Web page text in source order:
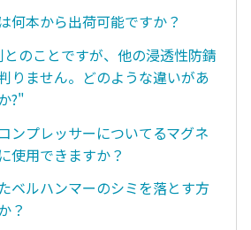
何本から出荷可能ですか？
のことですが、他の浸透性防錆
りません。どのような違いがあ
?"
ンプレッサーについてるマグネ
使用できますか？
ベルハンマーのシミを落とす方
？